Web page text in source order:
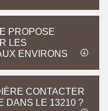
PROPOSE
LES
ENVIRONS
CONTACTER
DANS LE 13210 ?